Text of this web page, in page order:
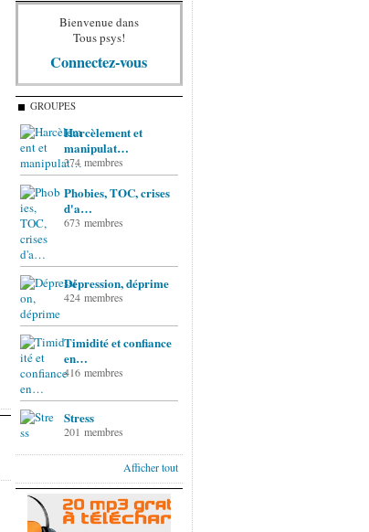
Bienvenue dans
Tous psys!
Connectez-vous
GROUPES
Harcèlement et
manipulat…
374 membres
Phobies, TOC, crises
d'a…
673 membres
Dépression, déprime
424 membres
Timidité et confiance
en…
416 membres
Stress
201 membres
Afficher tout